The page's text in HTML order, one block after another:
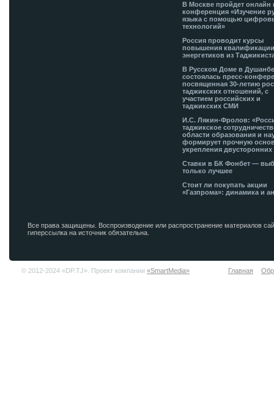
В Москве пройдет онлайн
конференция «Изучение
языка с помощью
технологий»
Россия проводит курсы
повышения
энергетиков из
В Русском Доме в
состоялась пресс-
посвященная 30-летию
таджикских отношений, с
участием российских и
таджикских СМИ
И.С. Лякин-Фролов:
таджикское
области образования и
формирует прочную
укрепления двусторонних
Ставки в БК Фонбет —
только лучшее
Стоит ли покупать акции
«Газпрома»: динамика и
Все права защищены. Воспроизводение или распространение материалов
гиперссылка на источник обязательна.
© 2012-2024 «DP.TJ». Проект компании «SmartMedia» Главная